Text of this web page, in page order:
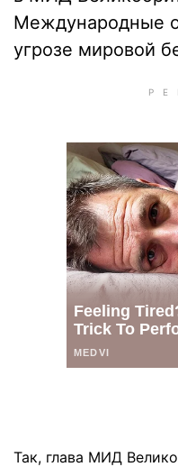
Международные
угрозе мировой
Так, глава МИД